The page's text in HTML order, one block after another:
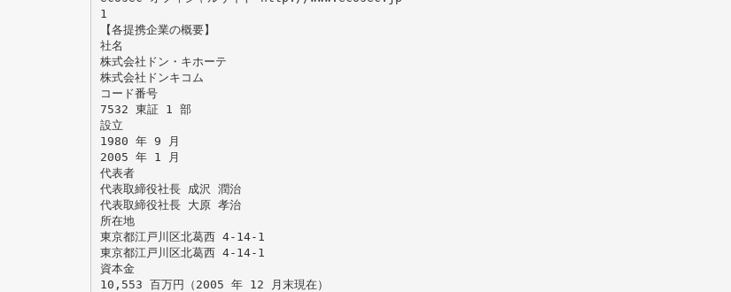
1
【各提携企業の概要】
社名
株式会社ドン・キホーテ
株式会社ドンキコム
コード番号
7532 東証 1 部
設立
1980 年 9 月
2005 年 1 月
代表者
代表取締役社長 成沢 潤治
代表取締役社長 大原 孝治
所在地
東京都江戸川区北葛西 4-14-1
東京都江戸川区北葛西 4-14-1
資本金
10,553 百万円（2005 年 12 月末現在）